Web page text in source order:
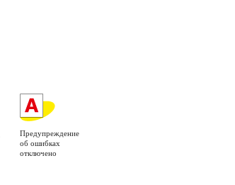
Предупреждение
об ошибках
отключено